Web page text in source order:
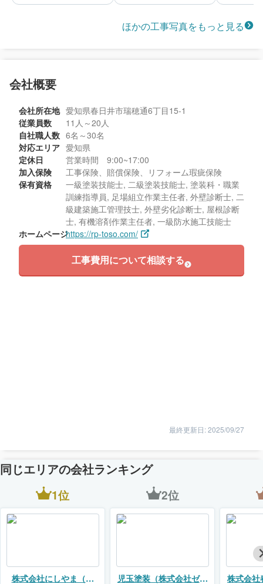
ほかの工事写真をもっと見る
会社概要
会社所在地 愛知県春日井市瑞穂通6丁目15-1
従業員数
11人～20人
自社職人数 6名～30名
対応エリア 愛知県
定休日
営業時間 9:00~17:00
加入保険
工事保険、賠償保険、リフォーム瑕疵保険
保有資格
一級塗装技能士, 二級塗装技能士, 塗装科・職業
訓練指導員, 足場組立作業主任者, 外壁診断士, 二
級建築施工管理技士, 外壁劣化診断士, 屋根診断
士, 有機溶剤作業主任者, 一級防水施工技能士
ホームページhttps://rp-toso.com/
工事費用について相談する
最終更新日: 2025/09/27
同じエリアの会社ランキング
1位
株式会社にしやま（リ
2位
児玉塗装（株式会社ゼロ 株式会社